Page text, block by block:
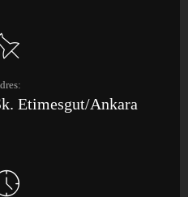
Etimesgut/Ankara